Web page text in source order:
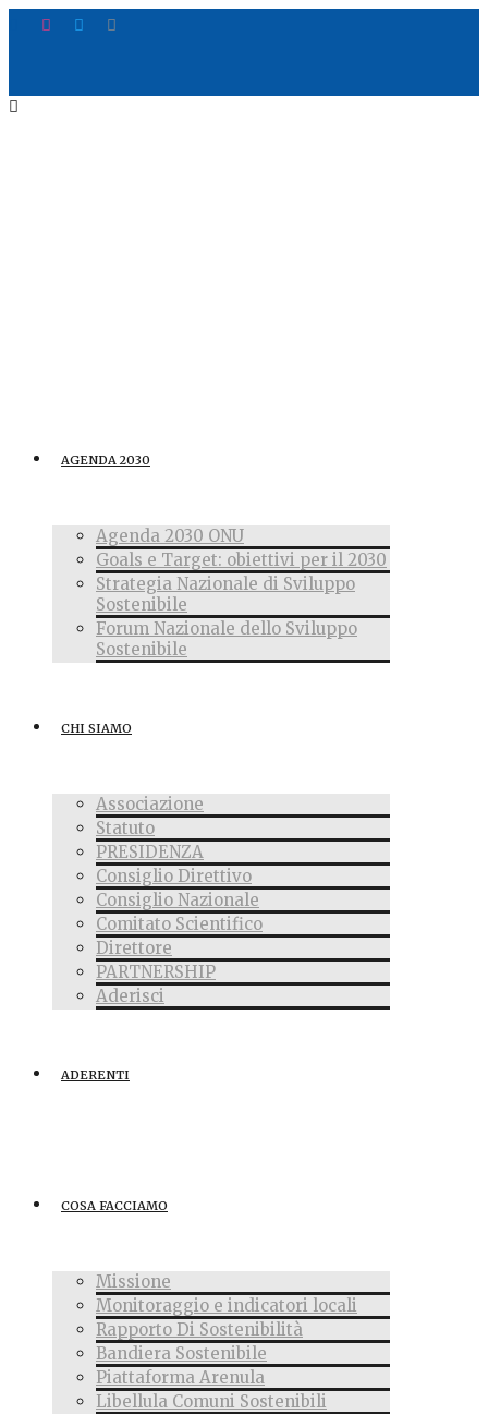
AGENDA 2030
Agenda 2030 ONU
Goals e Target: obiettivi per il 2030
Strategia Nazionale di Sviluppo
Sostenibile
Forum Nazionale dello Sviluppo
Sostenibile
CHI SIAMO
Associazione
Statuto
PRESIDENZA
Consiglio Direttivo
Consiglio Nazionale
Comitato Scientifico
Direttore
PARTNERSHIP
Aderisci
ADERENTI
COSA FACCIAMO
Missione
Monitoraggio e indicatori locali
Rapporto Di Sostenibilità
Bandiera Sostenibile
Piattaforma Arenula
Libellula Comuni Sostenibili